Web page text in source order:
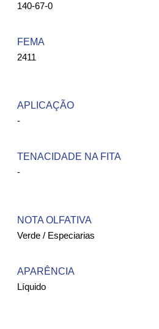
140-67-0
FEMA ​
2411
APLICAÇÃO
-
TENACIDADE NA FITA
-
NOTA OLFATIVA
Verde / Especiarias
APARÊNCIA
Líquido